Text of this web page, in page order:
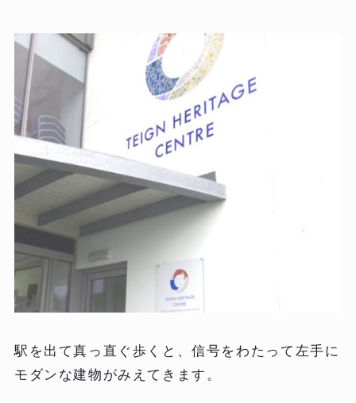
駅を出て真っ直ぐ歩くと、信号をわたって左手に
モダンな建物がみえてきます。